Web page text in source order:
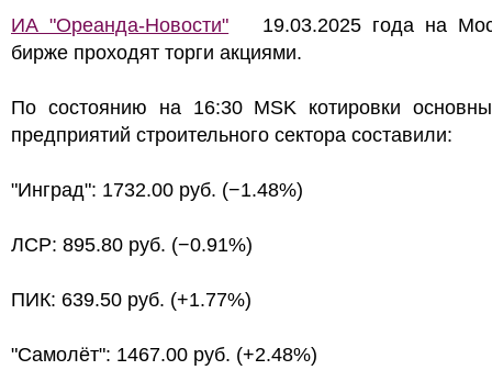
ИА "Ореанда-Новости" 19.03.2025 года на
бирже проходят торги акциями.
По состоянию на 16:30 MSK котировки
предприятий строительного сектора составили:
"Инград": 1732.00 руб. (−1.48%)
ЛСР: 895.80 руб. (−0.91%)
ПИК: 639.50 руб. (+1.77%)
"Самолёт": 1467.00 руб. (+2.48%)